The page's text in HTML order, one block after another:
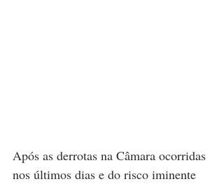
Após as derrotas na Câmara ocorridas
nos últimos dias e do risco iminente